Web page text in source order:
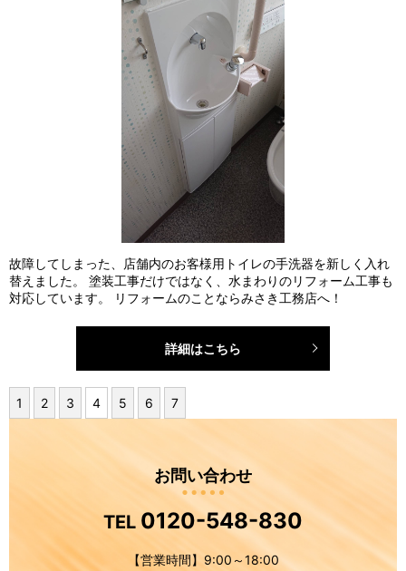
故障してしまった、店舗内のお客様用トイレの手洗器を新しく入れ
替えました。 塗装工事だけではなく、水まわりのリフォーム工事も
対応しています。 リフォームのことならみさき工務店へ！
詳細はこちら
1 2 3 4 5 6 7
お問い合わせ
TEL 0120-548-830
【営業時間】9:00～18:00